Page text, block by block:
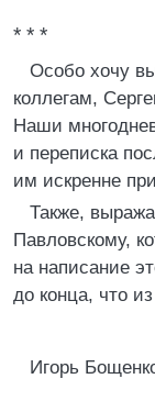
* * *
Особо хочу
коллегам,
Наши
и переписка
им искренне
Также,
Павловскому,
на написание
до конца, что
Игорь